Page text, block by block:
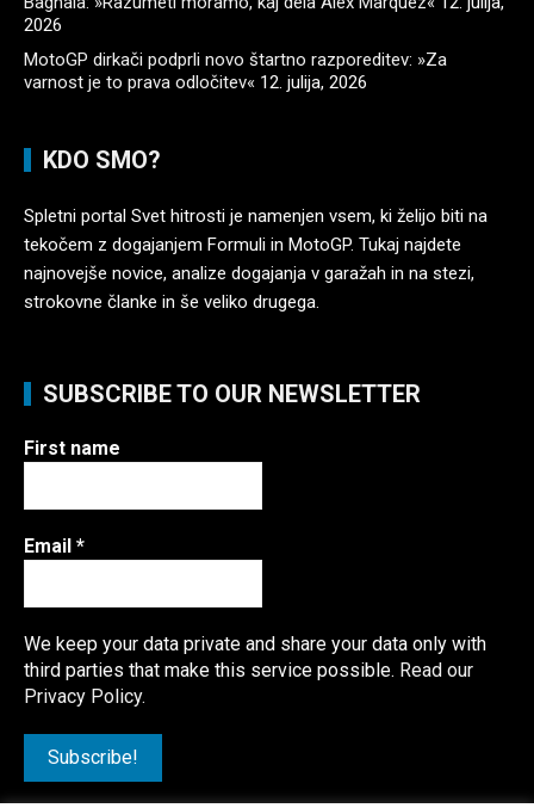
2026
MotoGP dirkači podprli novo štartno razporeditev: »Za
varnost je to prava odločitev« 12. julija, 2026
KDO SMO?
Spletni portal Svet hitrosti je namenjen vsem, ki želijo biti na
tekočem z dogajanjem Formuli in MotoGP. Tukaj najdete
najnovejše novice, analize dogajanja v garažah in na stezi,
strokovne članke in še veliko drugega.
SUBSCRIBE TO OUR NEWSLETTER
First name
Email *
We keep your data private and share your data only with
third parties that make this service possible. Read our
Privacy Policy.